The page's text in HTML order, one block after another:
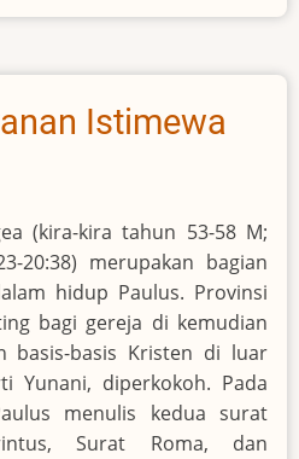
Istimewa
(kira-kira tahun 53-58 M;
20:38) merupakan bagian
hidup Paulus. Provinsi
bagi gereja di kemudian
basis-basis Kristen di luar
Yunani, diperkokoh. Pada
menulis kedua surat
Surat Roma, dan